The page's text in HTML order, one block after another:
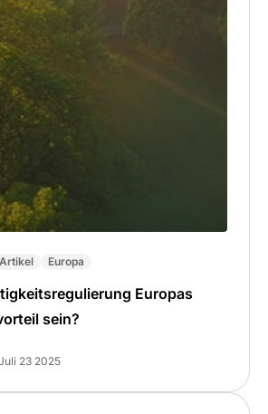
Artikel Europa
Europas
sein?
23 2025